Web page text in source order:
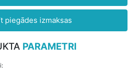
piegādes izmaksas
PARAMETRI